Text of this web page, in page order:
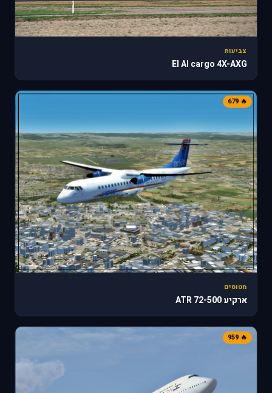
צביעות
El Al cargo 4X-AXG
🔥 679
מטוסים
ארקיע ATR 72-500
🔥 959